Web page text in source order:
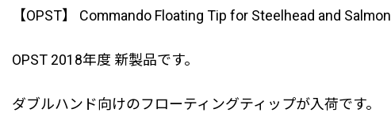
【OPST】 Commando Floating Tip for Steelhead and Salmon
OPST 2018年度 新製品です。
ダブルハンド向けのフローティングティップが入荷です。